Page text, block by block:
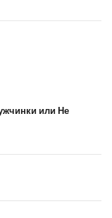
или Не